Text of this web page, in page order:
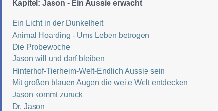
Kapitel: Jason - Ein Aussie erwacht
Ein Licht in der Dunkelheit
Animal Hoarding - Ums Leben betrogen
Die Probewoche
Jason will und darf bleiben
Hinterhof-Tierheim-Welt-Endlich Aussie sein
Mit großen blauen Augen die weite Welt entdecken
Jason kommt zurück
Dr. Jason